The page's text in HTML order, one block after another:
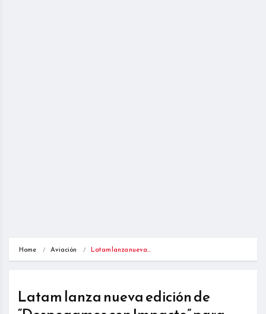
Home Aviación Latam lanza nueva…
Latam lanza nueva edición de